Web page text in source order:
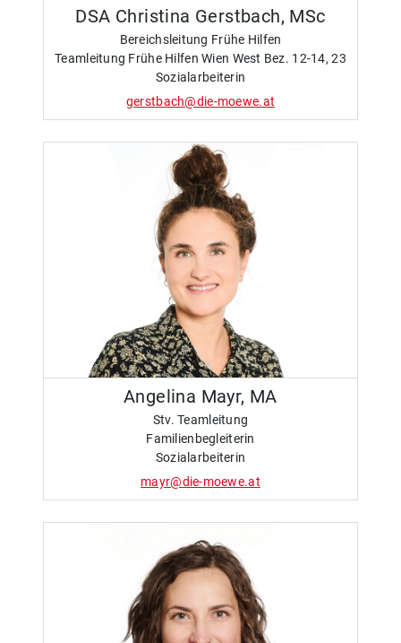
DSA Christina Gerstbach, MSc
Bereichsleitung Frühe Hilfen
Teamleitung Frühe Hilfen Wien West Bez. 12-14, 23
Sozialarbeiterin
gerstbach@die-moewe.at
Angelina Mayr, MA
Stv. Teamleitung
Familienbegleiterin
Sozialarbeiterin
mayr@die-moewe.at